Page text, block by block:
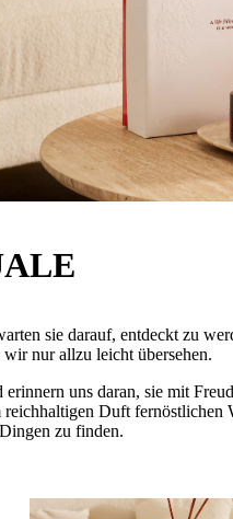
sie darauf, entdeckt zu
nur allzu leicht übersehen.
uns daran, sie mit
Duft fernöstlichen
zu finden.